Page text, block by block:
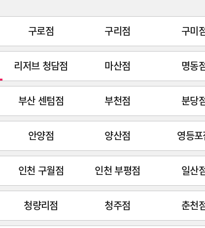
구로점 구리점 구미
리저브 청담점 마산점 명동
부산 센텀점 부천점 분당
안양점 양산점 영등
인천 구월점 인천 부평점 일산
청량리점 청주점 춘천